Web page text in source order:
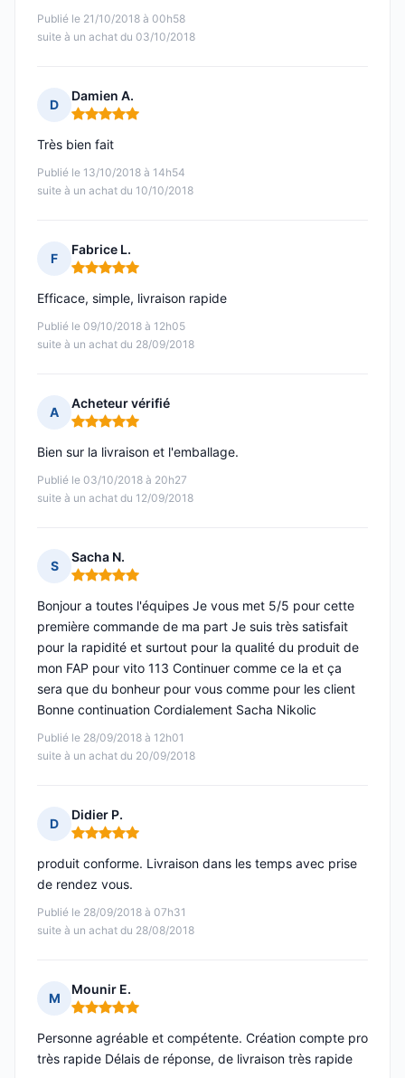
Publié le 21/10/2018 à 00h58
suite à un achat du 03/10/2018
D
Damien A.
Note : 5 sur 5
Publié le 13/10/2018 à 14h54
suite à un achat du 10/10/2018
Très bien fait
F
Fabrice L.
Note : 5 sur 5
Publié le 09/10/2018 à 12h05
suite à un achat du 28/09/2018
Efficace, simple, livraison rapide
A
Acheteur vérifié
Note : 5 sur 5
Publié le 03/10/2018 à 20h27
suite à un achat du 12/09/2018
Bien sur la livraison et l'emballage.
S
Sacha N.
Note : 5 sur 5
Publié le 28/09/2018 à 12h01
suite à un achat du 20/09/2018
Bonjour a toutes l'équipes Je vous met 5/5 pour cette
première commande de ma part Je suis très satisfait
pour la rapidité et surtout pour la qualité du produit de
mon FAP pour vito 113 Continuer comme ce la et ça
sera que du bonheur pour vous comme pour les client
Bonne continuation Cordialement Sacha Nikolic
D
Didier P.
Note : 5 sur 5
Publié le 28/09/2018 à 07h31
suite à un achat du 28/08/2018
produit conforme. Livraison dans les temps avec prise
de rendez vous.
M
Mounir E.
Note : 5 sur 5
Personne agréable et compétente. Création compte pro
très rapide Délais de réponse, de livraison très rapide